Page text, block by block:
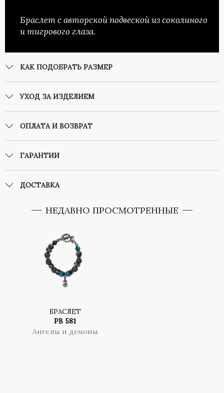
Браслет с авторской подвеской из соколиного
и тигрового глаза.
КАК ПОДОБРАТЬ РАЗМЕР
УХОД ЗА ИЗДЕЛИЕМ
ОПЛАТА И ВОЗВРАТ
ГАРАНТИИ
ДОСТАВКА
НЕДАВНО ПРОСМОТРЕННЫЕ
БРАСЛЕТ
PB 581
Ангелы и демоны